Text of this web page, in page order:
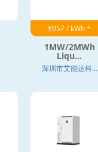
¥957 / kWh *
1MW/2MWh
Liqu...
深圳市艾能达科...